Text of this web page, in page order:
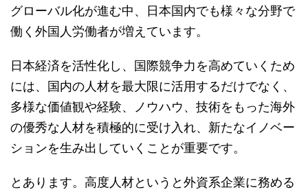
グローバル化が進む中、日本国内でも様々な分野で
働く外国人労働者が増えています。
日本経済を活性化し、国際競争力を高めていくため
には、国内の人材を最大限に活用するだけでなく、
多様な価値観や経験、ノウハウ、技術をもった海外
の優秀な人材を積極的に受け入れ、新たなイノベー
ションを生み出していくことが重要です。
とあります。高度人材というと外資系企業に務める